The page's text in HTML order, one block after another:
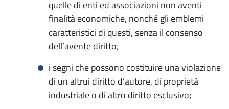
quelle di enti ed associazioni non aventi
finalità economiche, nonché gli emblemi
caratteristici di questi, senza il consenso
dell’avente diritto;
i segni che possono costituire una violazione
di un altrui diritto d’autore, di proprietà
industriale o di altro diritto esclusivo;